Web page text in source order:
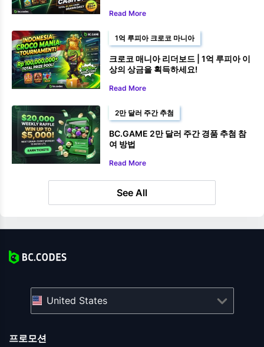
Read More
1억 루피아 크로코 마니아
크로코 매니아 리더보드 | 1억 루피아 이
상의 상금을 획득하세요!
Read More
2만 달러 주간 추첨
BC.GAME 2만 달러 주간 경품 추첨 참
여 방법
Read More
See All
프로모션
United States